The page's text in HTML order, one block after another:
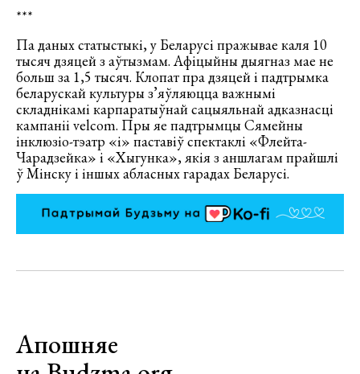
***
Па даных статыстыкі, у Беларусі пражывае каля 10
тысяч дзяцей з аўтызмам. Афіцыйны дыягназ мае не
больш за 1,5 тысяч. Клопат пра дзяцей і падтрымка
беларускай культуры з’яўляюцца важнымі
складнікамі карпаратыўнай сацыяльнай адказнасці
кампаніі velcom. Пры яе падтрымцы Сямейны
інклюзіo-тэатр «і» паставіў спектаклі «Флейта-
Чарадзейка» і «Xыгунка», якія з аншлагам прайшлі
ў Мінску і іншых абласных гарадах Беларусі.
Апошняе